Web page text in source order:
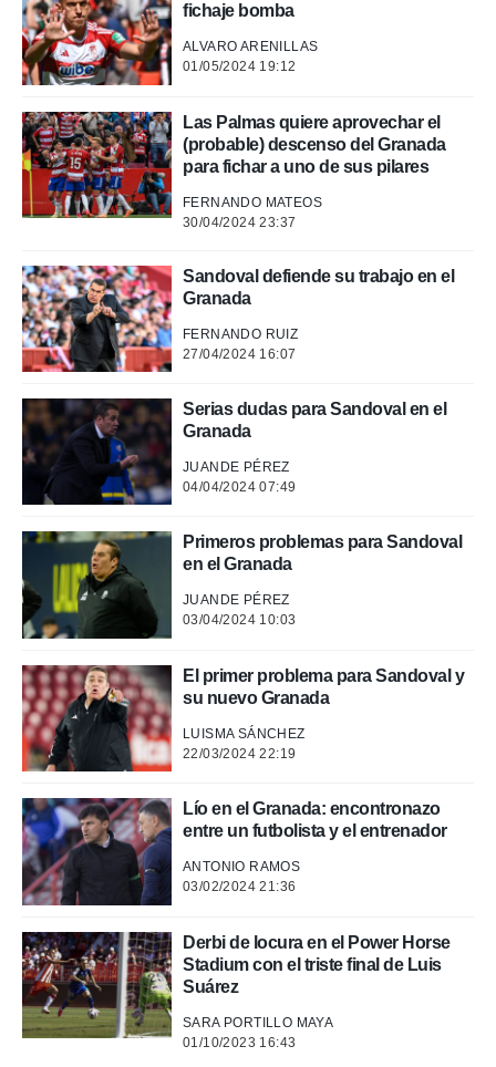
fichaje bomba
ALVARO ARENILLAS
01/05/2024 19:12
Las Palmas quiere aprovechar el
(probable) descenso del Granada
para fichar a uno de sus pilares
FERNANDO MATEOS
30/04/2024 23:37
Sandoval defiende su trabajo en el
Granada
FERNANDO RUIZ
27/04/2024 16:07
Serias dudas para Sandoval en el
Granada
JUANDE PÉREZ
04/04/2024 07:49
Primeros problemas para Sandoval
en el Granada
JUANDE PÉREZ
03/04/2024 10:03
El primer problema para Sandoval y
su nuevo Granada
LUISMA SÁNCHEZ
22/03/2024 22:19
Lío en el Granada: encontronazo
entre un futbolista y el entrenador
ANTONIO RAMOS
03/02/2024 21:36
Derbi de locura en el Power Horse
Stadium con el triste final de Luis
Suárez
SARA PORTILLO MAYA
01/10/2023 16:43